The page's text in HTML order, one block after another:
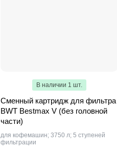
В наличии 1 шт.
Сменный картридж для фильтра
BWT Bestmax V (без головной
части)
для кофемашин; 3750 л; 5 ступеней
фильтрации